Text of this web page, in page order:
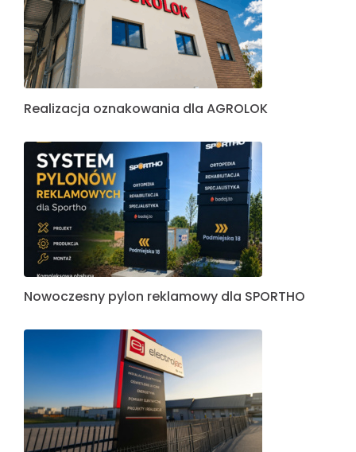
Realizacja oznakowania dla AGROLOK
Nowoczesny pylon reklamowy dla SPORTHO